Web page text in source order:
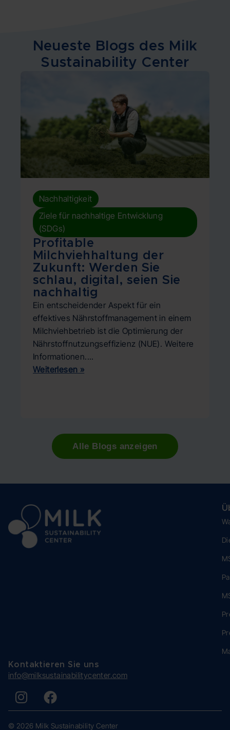
Neueste Blogs des Milk
Sustainability Center
Nachhaltigkeit
,
Ziele für nachhaltige Entwicklung
(SDGs)
Profitable
Milchviehhaltung der
Zukunft: Werden Sie
schlau, digital, seien Sie
nachhaltig
Ein entscheidender Aspekt für ein
effektives Nährstoffmanagement in einem
Milchviehbetrieb ist die Optimierung der
Nährstoffnutzungseffizienz (NUE). Weitere
Informationen....
Weiterlesen »
Alle Blogs anzeigen
Kontaktieren Sie uns
info@milksustainabilitycenter.com
© 2026 Milk Sustainability Center